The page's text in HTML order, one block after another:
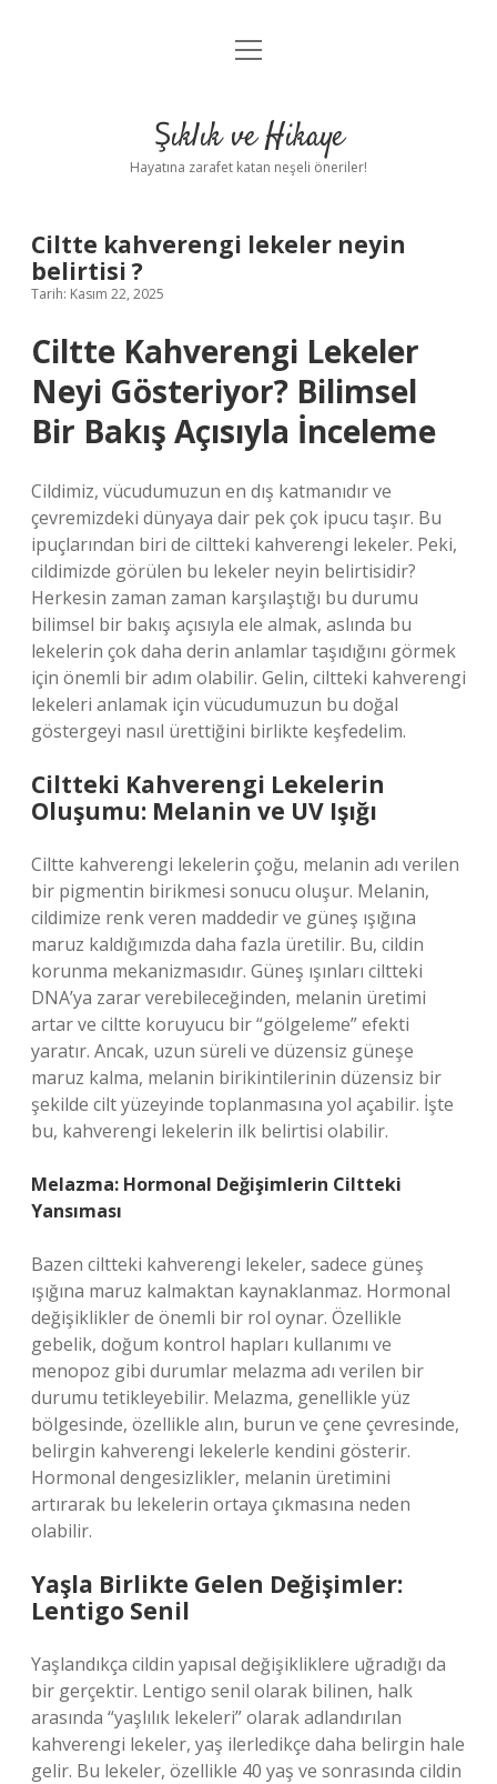
Anasayfa
Yasal Uyarı
menüyü
Şıklık ve Hikaye
Hayatına zarafet katan neşeli öneriler!
Ciltte kahverengi lekeler neyin
belirtisi ?
Tarih: Kasım 22, 2025
Ciltte Kahverengi Lekeler
Neyi Gösteriyor? Bilimsel
Bir Bakış Açısıyla İnceleme
Cildimiz, vücudumuzun en dış katmanıdır ve
çevremizdeki dünyaya dair pek çok ipucu taşır. Bu
ipuçlarından biri de ciltteki kahverengi lekeler. Peki,
cildimizde görülen bu lekeler neyin belirtisidir?
Herkesin zaman zaman karşılaştığı bu durumu
bilimsel bir bakış açısıyla ele almak, aslında bu
lekelerin çok daha derin anlamlar taşıdığını görmek
için önemli bir adım olabilir. Gelin, ciltteki kahverengi
lekeleri anlamak için vücudumuzun bu doğal
göstergeyi nasıl ürettiğini birlikte keşfedelim.
Ciltteki Kahverengi Lekelerin
Oluşumu: Melanin ve UV Işığı
Ciltte kahverengi lekelerin çoğu, melanin adı verilen
bir pigmentin birikmesi sonucu oluşur. Melanin,
cildimize renk veren maddedir ve güneş ışığına
maruz kaldığımızda daha fazla üretilir. Bu, cildin
korunma mekanizmasıdır. Güneş ışınları ciltteki
DNA’ya zarar verebileceğinden, melanin üretimi
artar ve ciltte koruyucu bir “gölgeleme” efekti
yaratır. Ancak, uzun süreli ve düzensiz güneşe
maruz kalma, melanin birikintilerinin düzensiz bir
şekilde cilt yüzeyinde toplanmasına yol açabilir. İşte
bu, kahverengi lekelerin ilk belirtisi olabilir.
Melazma: Hormonal Değişimlerin Ciltteki
Yansıması
Bazen ciltteki kahverengi lekeler, sadece güneş
ışığına maruz kalmaktan kaynaklanmaz. Hormonal
değişiklikler de önemli bir rol oynar. Özellikle
gebelik, doğum kontrol hapları kullanımı ve
menopoz gibi durumlar melazma adı verilen bir
durumu tetikleyebilir. Melazma, genellikle yüz
bölgesinde, özellikle alın, burun ve çene çevresinde,
belirgin kahverengi lekelerle kendini gösterir.
Hormonal dengesizlikler, melanin üretimini
artırarak bu lekelerin ortaya çıkmasına neden
olabilir.
Yaşla Birlikte Gelen Değişimler:
Lentigo Senil
Yaşlandıkça cildin yapısal değişikliklere uğradığı da
bir gerçektir. Lentigo senil olarak bilinen, halk
arasında “yaşlılık lekeleri” olarak adlandırılan
kahverengi lekeler, yaş ilerledikçe daha belirgin hale
gelir. Bu lekeler, özellikle 40 yaş ve sonrasında cildin